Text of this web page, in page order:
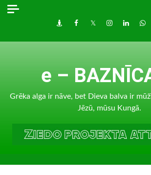
Skip
DraugiemFacebook
TwitterInstagram
LinkedIn
e –
Grēka alga ir nāve, bet Dieva balva ir
Jēzū, mūsu Kungā.